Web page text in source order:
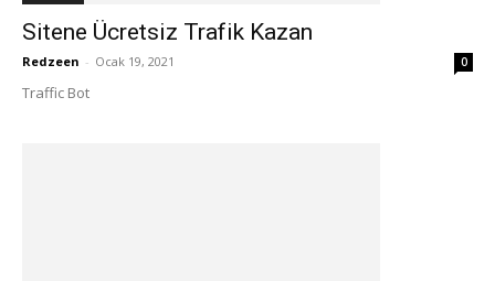
Sitene Ücretsiz Trafik Kazan
Redzeen - Ocak 19, 2021 0
Traffic Bot